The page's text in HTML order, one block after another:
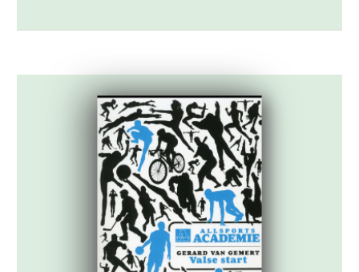
kwalificatiewedstrijd. Het schoolelftal
In de villa bij het oefenveldje gebeuren […]